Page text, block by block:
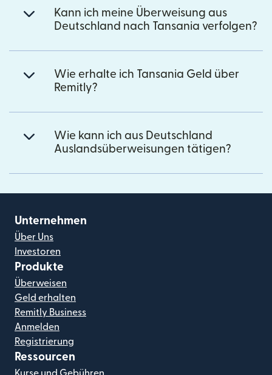
Kann ich meine Überweisung aus
Deutschland nach Tansania verfolgen?
Wie erhalte ich Tansania Geld über
Remitly?
Wie kann ich aus Deutschland
Auslandsüberweisungen tätigen?
Unternehmen
Über Uns
Investoren
Produkte
Überweisen
Geld erhalten
Remitly Business
Anmelden
Registrierung
Ressourcen
Kurse und Gebühren